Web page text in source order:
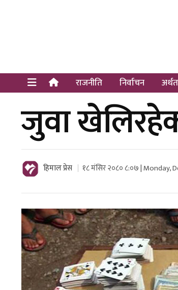
राजनीति निर्वाचन
जुवा
हिमाल प्रेस १८ मंसिर २०८० ८:०७ | Monday,